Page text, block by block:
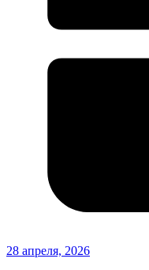
28 апреля, 2026